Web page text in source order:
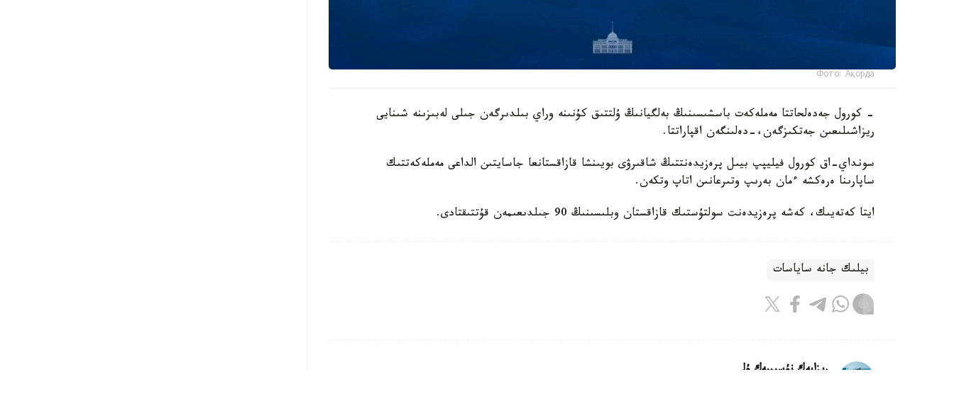
Фото: Ақорда
- كورول جەدەلحاتتا مەملەكەت باسشىسىنىڭ بەلگيانىڭ ۇلتتىق كۇنىنە وراي بىلدىرگەن جىلى لەبىزىنە شىنايى
ريزاشىلىعىن جەتكىزگەن،-دەلىنگەن اقپاراتتا.
سونداي-اق كورول فيليپپ بيىل پرەزيدەنتتىڭ شاقىرۋى بويىنشا قازاقستانعا جاسايتىن الداعى مەملەكەتتىك
ساپارىنا ەرەكشە ءمان بەرىپ وتىرعانىن اتاپ وتكەن.
ايتا كەتەيىك، كەشە پرەزيدەنت سولتۇستىك قازاقستان وبلىسىنىڭ 90 جىلدىعىمەن قۇتتىقتادى.
بيلىك جانە ساياسات
ريزابەك نۇسىپبەك ۇلى